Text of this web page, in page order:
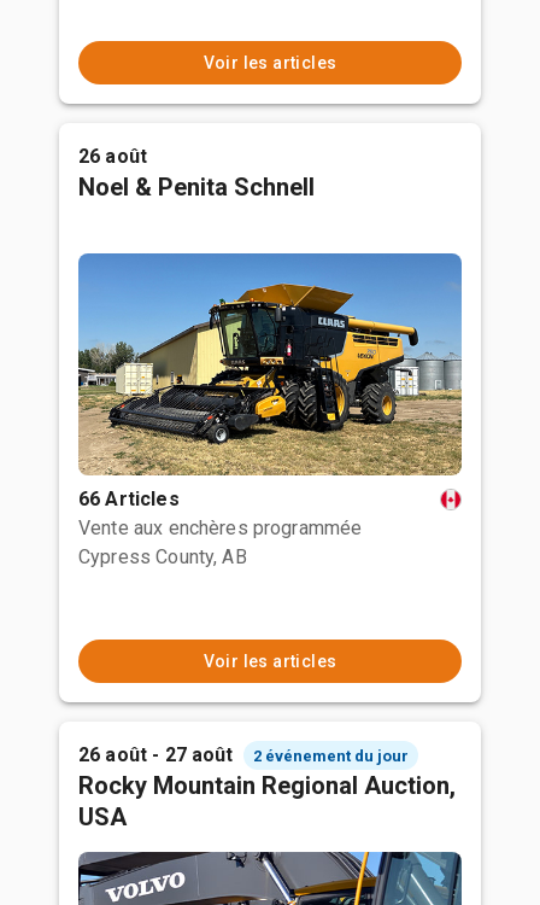
Voir les articles
26 août
Noel & Penita Schnell
66 Articles
Vente aux enchères programmée
Cypress County, AB
Voir les articles
26 août - 27 août 2 événement du jour
Rocky Mountain Regional Auction,
USA